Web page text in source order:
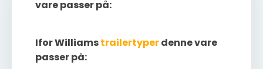
Ifor Williamstrailertyperdenne vare
passer på:
vare passer på: